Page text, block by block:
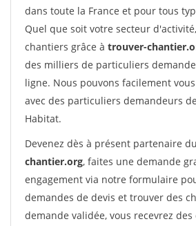
dans toute la France et pour tous
Quel que soit votre secteur
chantiers grâce à trouver-
des milliers de particuliers
ligne. Nous pouvons facilement
avec des particuliers demandeurs
Habitat.
Devenez dès à présent partenaire
chantier.org, faites une demande
engagement via notre formulaire
demandes de devis et trouver des
demande validée, vous recevrez